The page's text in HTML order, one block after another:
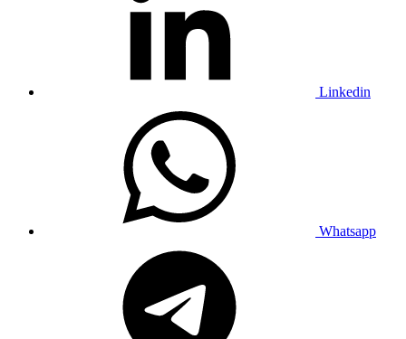
Linkedin
Whatsapp